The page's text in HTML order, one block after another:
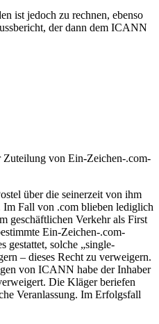
ist jedoch zu rechnen, ebenso
der dann dem ICANN
Zuteilung von Ein-Zeichen-.com-
über die seinerzeit von ihm
Im Fall von .com blieben lediglich
geschäftlichen Verkehr als First
Ein-Zeichen-.com-
solche „single-
– dieses Recht zu verweigern.
von ICANN habe der Inhaber
Die Kläger beriefen
Veranlassung. Im Erfolgsfall